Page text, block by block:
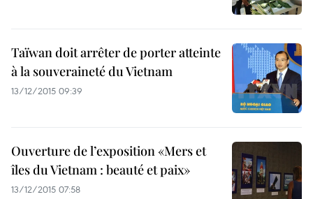
Taïwan doit arrêter de porter atteinte
à la souveraineté du Vietnam
13/12/2015 09:39
Ouverture de l’exposition «Mers et
îles du Vietnam : beauté et paix»
13/12/2015 07:58